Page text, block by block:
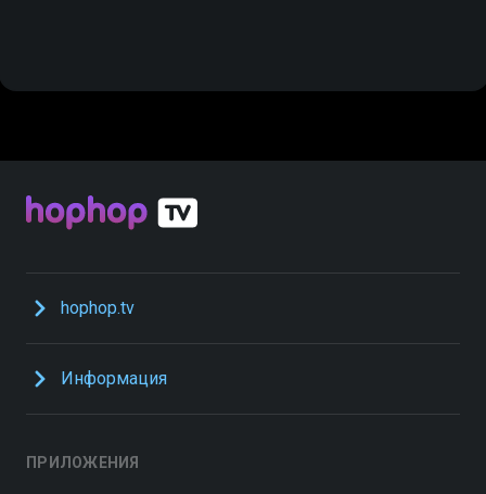
hophop.tv
Информация
ПРИЛОЖЕНИЯ